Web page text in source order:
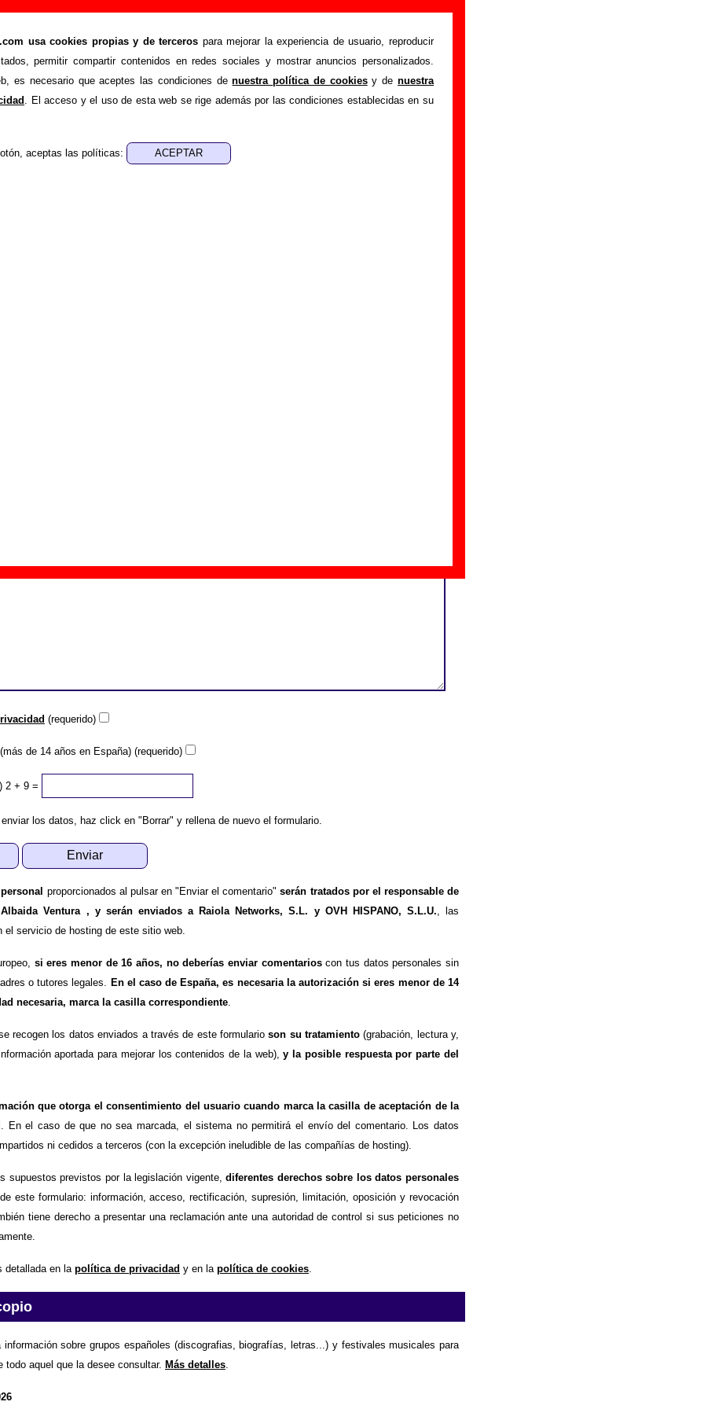
usa cookies propias y de terceros para mejorar la experiencia de usuario, reproducir
permitir compartir contenidos en redes sociales y mostrar anuncios personalizados.
es necesario que aceptes las condiciones denuestra política de cookiesy denuestra
. El acceso y el uso de esta web se rige además por las condiciones establecidas en su
aceptas las políticas:
Añadir o corregir información
>Añadir
adicional, puedes enviar nueva información o corregir la existente mediante el
o escribiendo un e-mail a guialven@musicoscopio.com.Gracias por tu
(requerido)
de 14 años en España) (requerido)
2 + 9 =
los datos, haz click en "Borrar" y rellena de nuevo el formulario.
proporcionados al pulsar en "Enviar el comentario"serán tratados por el responsable de
Ventura , y serán enviados a Raiola Networks, S.L. y OVH HISPANO, S.L.U. , las
el servicio de hosting de este sitio web.
si eres menor de 16 años, no deberías enviar comentarioscon tus datos personales sin
o tutores legales.
En el caso de España, es necesaria la autorización si eres menor de 14
necesaria, marca la casilla correspondiente
recogen los datos enviados a través de este formularioson su tratamiento(grabación, lectura y,
aportada para mejorar los contenidos de la web),y la posible respuesta por parte del
que otorga el consentimiento del usuario cuando marca la casilla de aceptación de la
. En el caso de que no sea marcada, el sistema no permitirá el envío del comentario. Los datos
ni cedidos a terceros (con la excepción ineludible de las compañías de hosting).
supuestos previstos por la legislación vigente,diferentes derechos sobre los datos personales
este formulario: información, acceso, rectificación, supresión, limitación, oposición y revocación
tiene derecho a presentar una reclamación ante una autoridad de control si sus peticiones no
detallada en la política de privacidad y en la política de cookies
información sobre grupos españoles (discografias, biografías, letras...) y festivales musicales para
todo aquel que la desee consultar. Más detalles.